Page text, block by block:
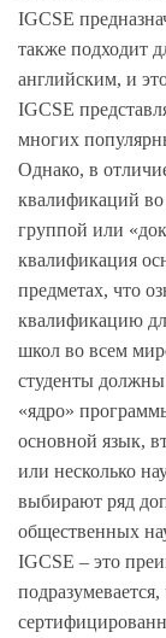
IGCSE
также подходит
английским, и
IGCSE
многих
Однако, в
квалификаций во
группой или
квалификация
предметах, что
квалификацию
школ во всем
студенты должны
«ядро»
основной язык,
или несколько
выбирают ряд
общественных
IGCSE – это